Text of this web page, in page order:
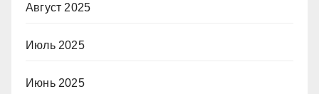
Август 2025
Июль 2025
Июнь 2025